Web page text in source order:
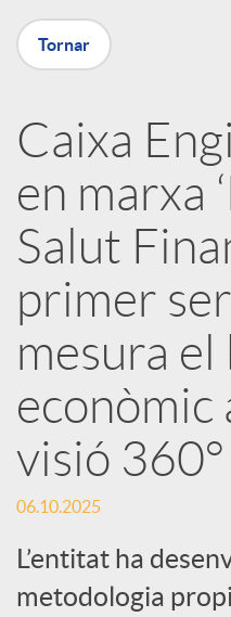
X
r
x
e
s
S
o
c
Tornar
Caixa
en marxa
Salut
primer
mesura
econòmic
visió 360°
06.10.2025
L’entitat ha
metodologia